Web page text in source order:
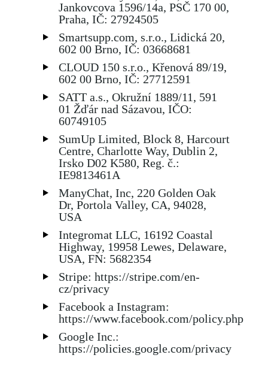
Jankovcova 1596/14a, PSČ 170 00,
Praha, IČ: 27924505
Smartsupp.com, s.r.o., Lidická 20,
602 00 Brno, IČ: 03668681
CLOUD 150 s.r.o., Křenová 89/19,
602 00 Brno, IČ: 27712591
SATT a.s., Okružní 1889/11, 591
01 Žďár nad Sázavou, IČO:
60749105
SumUp Limited, Block 8, Harcourt
Centre, Charlotte Way, Dublin 2,
Irsko D02 K580, Reg. č.:
IE9813461A
ManyChat, Inc, 220 Golden Oak
Dr, Portola Valley, CA, 94028,
USA
Integromat LLC, 16192 Coastal
Highway, 19958 Lewes, Delaware,
USA, FN: 5682354
Stripe: https://stripe.com/en-
cz/privacy
Facebook a Instagram:
https://www.facebook.com/policy.php
Google Inc.:
https://policies.google.com/privacy